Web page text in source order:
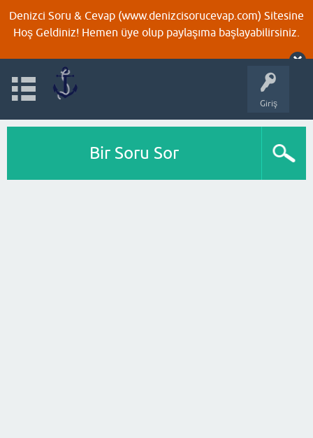
Denizci Soru & Cevap (www.denizcisorucevap.com) Sitesine
Hoş Geldiniz! Hemen üye olup paylaşıma başlayabilirsiniz.
Giriş
Bir Soru Sor